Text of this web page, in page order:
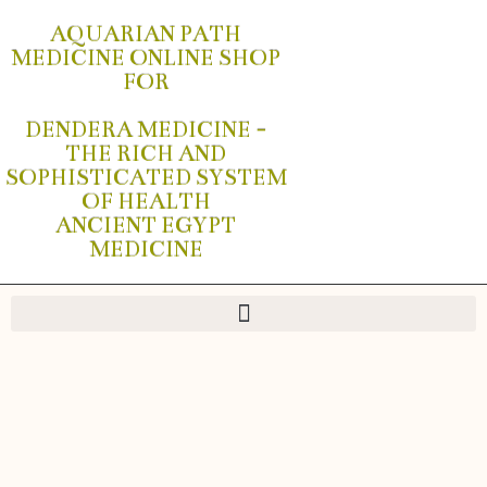
AQUARIAN PATH
MEDICINE ONLINE SHOP
FOR
DENDERA MEDICINE -
THE RICH AND
SOPHISTICATED SYSTEM
OF HEALTH
ANCIENT EGYPT
MEDICINE